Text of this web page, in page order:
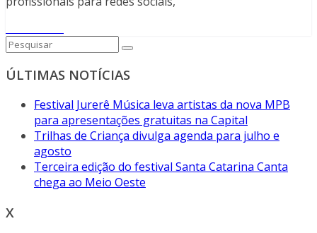
ÚLTIMAS NOTÍCIAS
Festival Jurerê Música leva artistas da nova MPB
para apresentações gratuitas na Capital
Trilhas de Criança divulga agenda para julho e
agosto
Terceira edição do festival Santa Catarina Canta
chega ao Meio Oeste
X